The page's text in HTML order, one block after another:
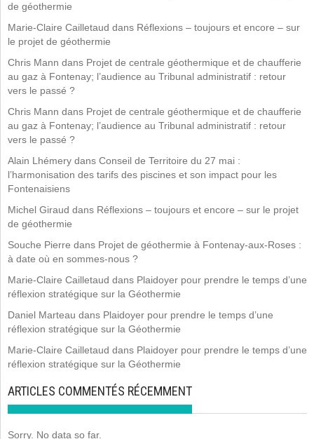
de géothermie
Marie-Claire Cailletaud dans Réflexions – toujours et encore – sur
le projet de géothermie
Chris Mann dans Projet de centrale géothermique et de chaufferie
au gaz à Fontenay; l’audience au Tribunal administratif : retour
vers le passé ?
Chris Mann dans Projet de centrale géothermique et de chaufferie
au gaz à Fontenay; l’audience au Tribunal administratif : retour
vers le passé ?
Alain Lhémery dans Conseil de Territoire du 27 mai :
l’harmonisation des tarifs des piscines et son impact pour les
Fontenaisiens
Michel Giraud dans Réflexions – toujours et encore – sur le projet
de géothermie
Souche Pierre dans Projet de géothermie à Fontenay-aux-Roses :
à date où en sommes-nous ?
Marie-Claire Cailletaud dans Plaidoyer pour prendre le temps d’une
réflexion stratégique sur la Géothermie
Daniel Marteau dans Plaidoyer pour prendre le temps d’une
réflexion stratégique sur la Géothermie
Marie-Claire Cailletaud dans Plaidoyer pour prendre le temps d’une
réflexion stratégique sur la Géothermie
ARTICLES COMMENTÉS RÉCEMMENT
Sorry. No data so far.